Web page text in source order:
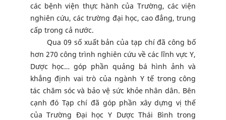
các bệnh viện thực hành của Trường, các viện
nghiên cứu, các trường đại học, cao đẳng, trung
cấp trong cả nước.
Qua 09 số xuất bản của tạp chí đã công bố
hơn 270 công trình nghiên cứu về các lĩnh vực Y,
Dược học… góp phần quảng bá hình ảnh và
khẳng định vai trò của ngành Y tế trong công
tác chăm sóc và bảo vệ sức khỏe nhân dân. Bên
cạnh đó Tạp chí đã góp phần xây dựng vị thế
của Trường Đại học Y Dược Thái Bình trong